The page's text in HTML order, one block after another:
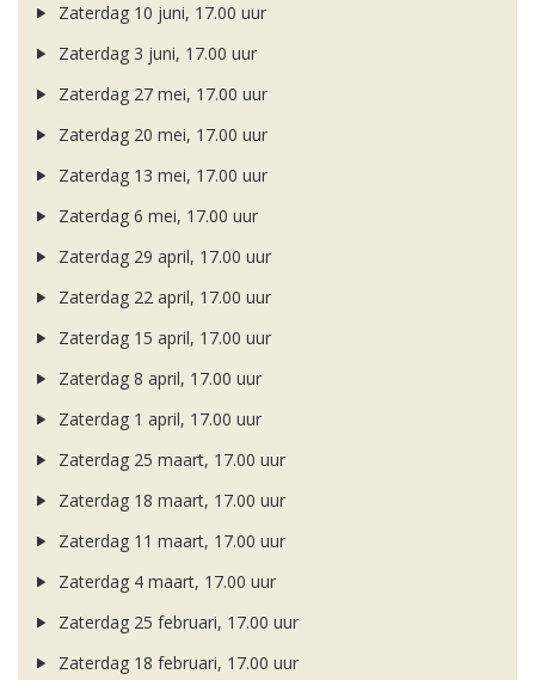
Zaterdag 10 juni, 17.00 uur
Zaterdag 3 juni, 17.00 uur
Zaterdag 27 mei, 17.00 uur
Zaterdag 20 mei, 17.00 uur
Zaterdag 13 mei, 17.00 uur
Zaterdag 6 mei, 17.00 uur
Zaterdag 29 april, 17.00 uur
Zaterdag 22 april, 17.00 uur
Zaterdag 15 april, 17.00 uur
Zaterdag 8 april, 17.00 uur
Zaterdag 1 april, 17.00 uur
Zaterdag 25 maart, 17.00 uur
Zaterdag 18 maart, 17.00 uur
Zaterdag 11 maart, 17.00 uur
Zaterdag 4 maart, 17.00 uur
Zaterdag 25 februari, 17.00 uur
Zaterdag 18 februari, 17.00 uur